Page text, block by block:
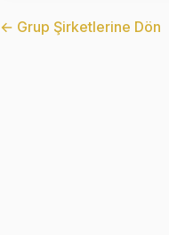
← Grup Şirketlerine Dön